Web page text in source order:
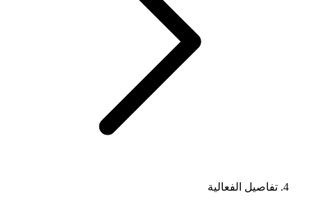
تفاصيل الفعالية